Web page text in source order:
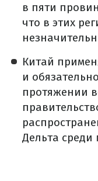
в пяти
что в этих
Китай
и
протяжении
Дельта среди